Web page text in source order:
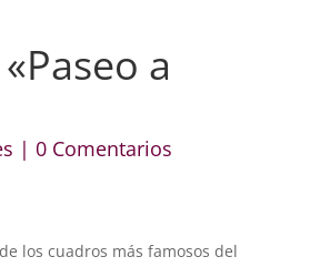
a
| 0 Comentarios
los cuadros más famosos del